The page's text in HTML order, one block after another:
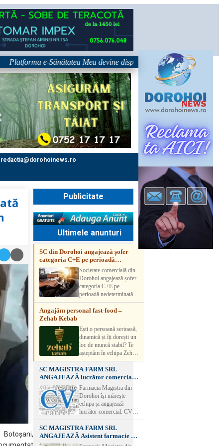
e-Sănătatea Mea devine disponibilă pe 1 septembrie:
redactia@dorohoinews.ro
Publicitate
Ultimele anunturi
SC din Dorohoi angajează șofer
categoria C+E pe perioadă
nedeterminatăSocietate comercială din
Dorohoi angajează șofer
categoria C+E pe
perioadă nedeterminată.
Candidatul trebuie să
aibă experiență și atestat
detalii, vă rog să sunați la
numărul de telefon.
Angajăm personal fast-food –
Zehab Kebab
Ești o persoană serioasă,
dinamică și îți dorești un
loc de muncă stabil? Te
așteptăm în echipa Zehab
Kebab! Posturi
disponibile: -
SHAORMAR AJUTOR
BUCATAR 2/posturi -
LUCRATOR
COMERCIAL
VANZATOR /2 posturi
muncă Program flexibil
Salariu motivant, în
funcție de experienț
SC MAGISTRA FARM SRL
ANGAJEAZĂ lucrător comercial –
DOROHOI
Farmacia Magistra din
Dorohoi își mărește
echipa și angajează
lucrător comercial. CV-
urile se pot depune: * la
sediul Farmaciei
Magistra – Bulevardul
Victoriei nr. 23, Dorohoi
SC MAGISTRA FARM SRL
ANGAJEAZĂ Asistent farmacie –
DOROHOI